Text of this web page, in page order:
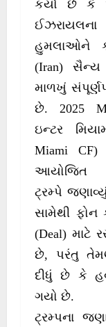
કર્યો છે કે
હુમલાઓને
(Iran)
માળખું
છે. 2025
ઇન્ટર
Miami CF)
આયોજિત
ટ્રમ્પે
સામેથી ફોન
(Deal) માટે
છે, પરંતુ
દીધું છે કે
ગયો છે.
ટ્રમ્પના